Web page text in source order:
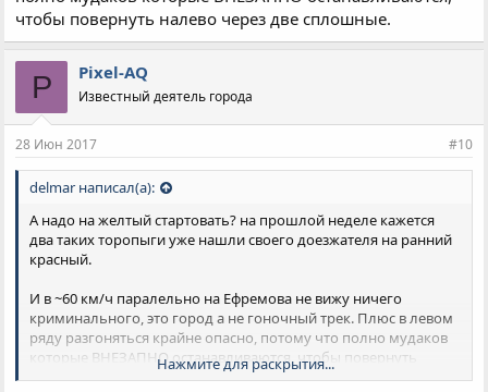
чтобы повернуть налево через две сплошные.
P Pixel-AQ
Известный деятель города
28 Июн 2017 #10
delmar написал(а):
А надо на желтый стартовать? на прошлой неделе кажется
два таких торопыги уже нашли своего доезжателя на ранний
красный.
И в ~60 км/ч паралельно на Ефремова не вижу ничего
криминального, это город а не гоночный трек. Плюс в левом
ряду разгоняться крайне опасно, потому что полно мудаков
которые ВНЕЗАПНО останавливаются, чтобы повернуть
налево через две сплошные.
Нажмите для раскрытия...